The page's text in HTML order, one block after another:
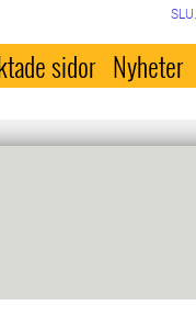
sidor Nyheter